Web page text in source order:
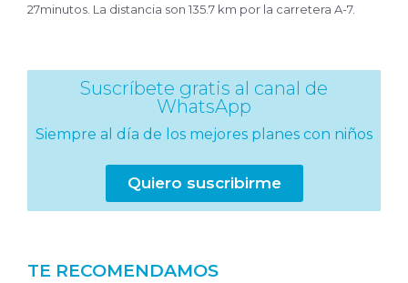
27minutos. La distancia son 135.7 km por la carretera A-7.
Suscríbete gratis al canal de
WhatsApp
Siempre al día de los mejores planes con niños
Quiero suscribirme
TE RECOMENDAMOS